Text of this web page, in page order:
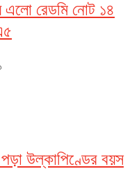
এলো রেডমি নোট ১৪
উল্কাপিণ্ডের বয়স